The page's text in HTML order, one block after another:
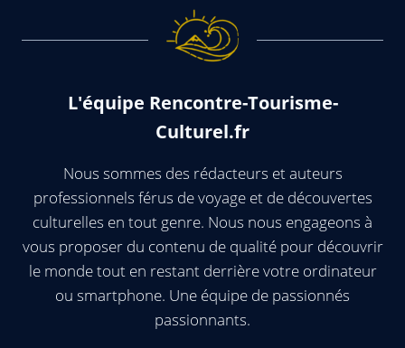
L'équipe Rencontre-Tourisme-
Culturel.fr
Nous sommes des rédacteurs et auteurs
professionnels férus de voyage et de découvertes
culturelles en tout genre. Nous nous engageons à
vous proposer du contenu de qualité pour découvrir
le monde tout en restant derrière votre ordinateur
ou smartphone. Une équipe de passionnés
passionnants.